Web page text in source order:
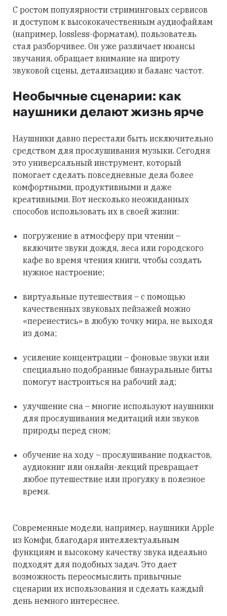
С ростом популярности стриминговых сервисов
и доступом к высококачественным аудиофайлам
(например, lossless-форматам), пользователь
стал разборчивее. Он уже различает нюансы
звучания, обращает внимание на широту
звуковой сцены, детализацию и баланс частот.
Необычные сценарии: как
наушники делают жизнь ярче
Наушники давно перестали быть исключительно
средством для прослушивания музыки. Сегодня
это универсальный инструмент, который
помогает сделать повседневные дела более
комфортными, продуктивными и даже
креативными. Вот несколько неожиданных
способов использовать их в своей жизни:
погружение в атмосферу при чтении –
включите звуки дождя, леса или городского
кафе во время чтения книги, чтобы создать
нужное настроение;
виртуальные путешествия – с помощью
качественных звуковых пейзажей можно
«перенестись» в любую точку мира, не выходя
из дома;
усиление концентрации – фоновые звуки или
специально подобранные бинауральные биты
помогут настроиться на рабочий лад;
улучшение сна – многие используют наушники
для прослушивания медитаций или звуков
природы перед сном;
обучение на ходу – прослушивание подкастов,
аудиокниг или онлайн-лекций превращает
любое путешествие или прогулку в полезное
время.
Современные модели, например, наушники Apple
из Комфи, благодаря интеллектуальным
функциям и высокому качеству звука идеально
подходят для подобных задач. Это дает
возможность переосмыслить привычные
сценарии их использования и сделать каждый
день немного интереснее.